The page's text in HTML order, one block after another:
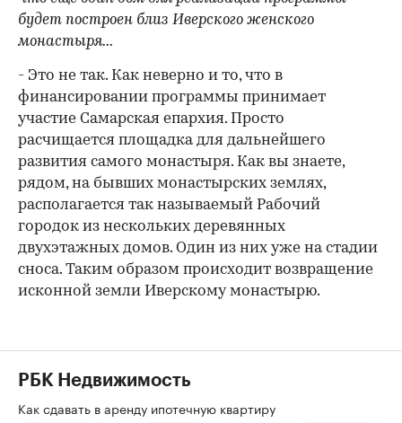
будет построен близ Иверского женского
монастыря...
- Это не так. Как неверно и то, что в
финансировании программы принимает
участие Самарская епархия. Просто
расчищается площадка для дальнейшего
развития самого монастыря. Как вы знаете,
рядом, на бывших монастырских землях,
располагается так называемый Рабочий
городок из нескольких деревянных
двухэтажных домов. Один из них уже на стадии
сноса. Таким образом происходит возвращение
исконной земли Иверскому монастырю.
РБК Недвижимость
Как сдавать в аренду ипотечную квартиру